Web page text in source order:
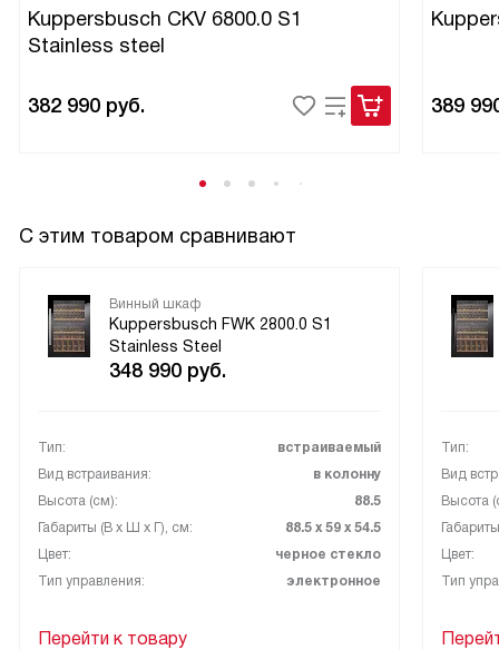
проще, чем думала — это пригодилось при монтаже в
нишу.
В итоге — практичный, аккуратный и ненавязчивый
помощник на кухне. Для тех, кто ценит порядок и хочет
Kuppersbusch CKV 6800.0 S1
Stainless steel
382 990 руб. 389
С этим товаром сравнивают
Винный шкаф
Kuppersbusch FWK 2800.0 S1
Stainless Steel
348 990 руб.
Тип:
встраиваемый
Вид встраивания:
в колонну
Высота (см):
88.5
Габариты (В х Ш х Г), см:
88.5 х 59 х 54.5
Цвет:
черное стекло
Тип управления:
электронное
Перейти к товару
Тип:
Вид
Высота
Цвет:
Тип